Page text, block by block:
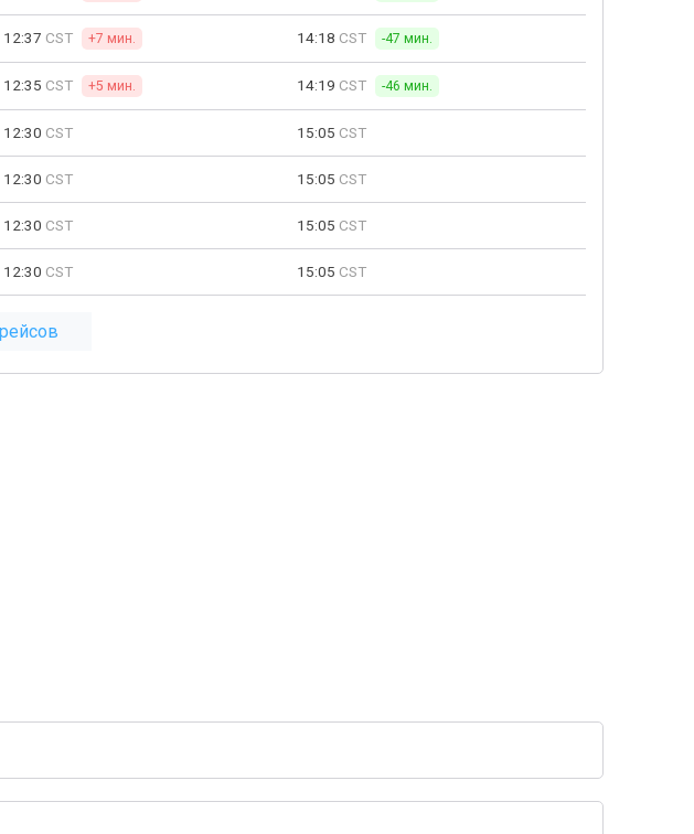
12:37 CST +7 мин. 14:18 CST -47 мин.
12:35 CST +5 мин. 14:19 CST -46 мин.
12:30 CST 15:05 CST
12:30 CST 15:05 CST
12:30 CST 15:05 CST
12:30 CST 15:05 CST